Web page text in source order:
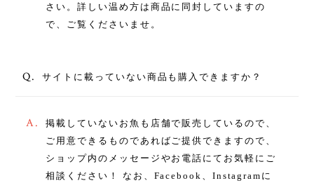
さい。詳しい温め方は商品に同封していますの
で、ご覧くださいませ。
Q. サイトに載っていない商品も購入できますか？
A.
掲載していないお魚も店舗で販売しているので、
ご用意できるものであればご提供できますので、
ショップ内のメッセージやお電話にてお気軽にご
相談ください！ なお、Facebook、Instagramに